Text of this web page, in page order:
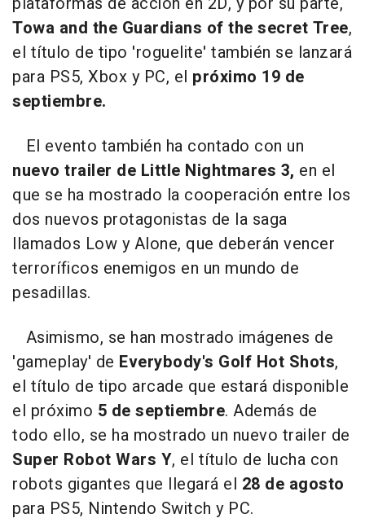
Towa and the Guardians of the secret Tree,
el título de tipo 'roguelite' también se lanzará
para PS5, Xbox y PC, el próximo 19 de
septiembre.
El evento también ha contado con un
nuevo trailer de Little Nightmares 3, en el
que se ha mostrado la cooperación entre los
dos nuevos protagonistas de la saga
llamados Low y Alone, que deberán vencer
terroríficos enemigos en un mundo de
pesadillas.
Asimismo, se han mostrado imágenes de
'gameplay' de Everybody's Golf Hot Shots,
el título de tipo arcade que estará disponible
el próximo 5 de septiembre. Además de
todo ello, se ha mostrado un nuevo trailer de
Super Robot Wars Y, el título de lucha con
robots gigantes que llegará el 28 de agosto
para PS5, Nintendo Switch y PC.